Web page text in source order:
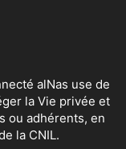
alNas use de
la Vie privée et
ou adhérents, en
la CNIL.